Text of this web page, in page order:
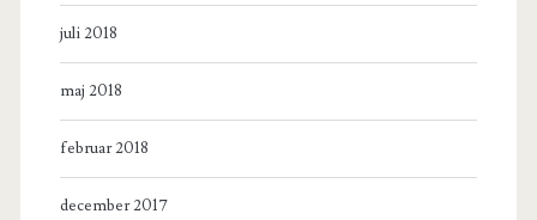
juli 2018
maj 2018
februar 2018
december 2017